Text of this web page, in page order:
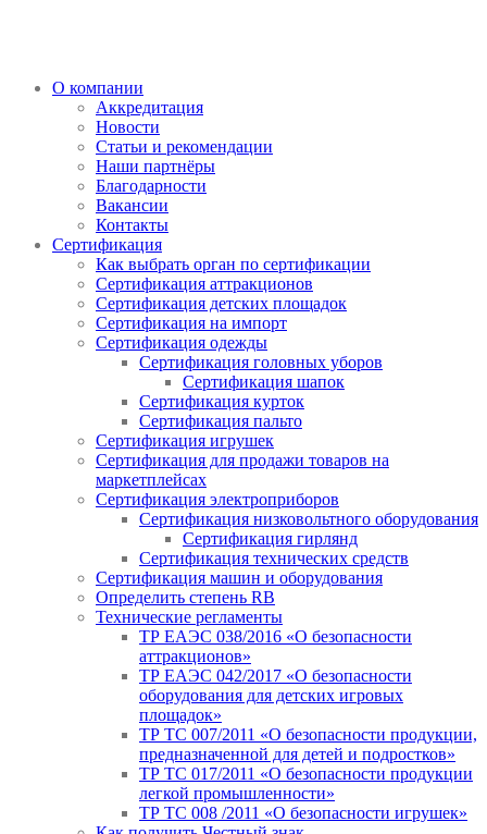
О компании
Аккредитация
Новости
Статьи и рекомендации
Наши партнёры
Благодарности
Вакансии
Контакты
Сертификация
Как выбрать орган по сертификации
Сертификация аттракционов
Сертификация детских площадок
Сертификация на импорт
Сертификация одежды
Сертификация головных уборов
Сертификация шапок
Сертификация курток
Сертификация пальто
Сертификация игрушек
Сертификация для продажи товаров на
маркетплейсах
Сертификация электроприборов
Сертификация низковольтного оборудования
Сертификация гирлянд
Сертификация технических средств
Сертификация машин и оборудования
Определить степень RB
Технические регламенты
ТР ЕАЭС 038/2016 «О безопасности
аттракционов»
ТР ЕАЭС 042/2017 «О безопасности
оборудования для детских игровых
площадок»
ТР ТС 007/2011 «О безопасности продукции,
предназначенной для детей и подростков»
ТР ТС 017/2011 «О безопасности продукции
легкой промышленности»
ТР ТС 008 /2011 «О безопасности игрушек»